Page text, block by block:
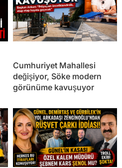
Cumhuriyet Mahallesi
değişiyor, Söke modern
görünüme kavuşuyor